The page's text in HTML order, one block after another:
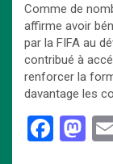
Comme de
affirme avoir
par la FIFA au
contribué à
renforcer la
davantage les
F
M